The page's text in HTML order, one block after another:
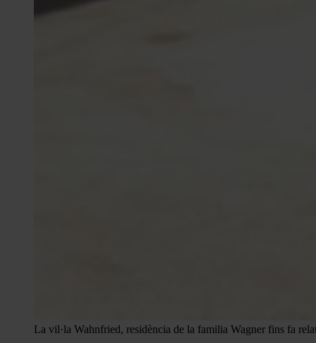
La vil·la Wahnfried, residència de la familia Wagner fins fa